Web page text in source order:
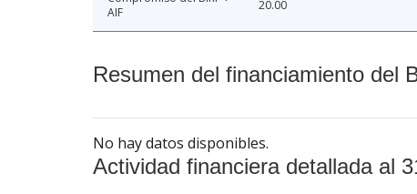
AIF
20.00
Resumen del financiamiento del
No hay datos disponibles.
Actividad financiera detallada al